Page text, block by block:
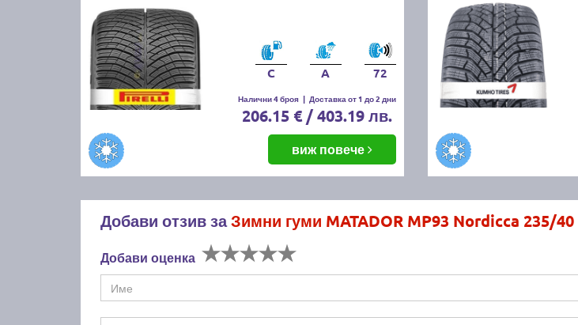
C A 72
Налични 4 броя | Доставка от 1 до 2 дни
206.15 € / 403.19 лв.
виж повече
Добави отзив заЗимни гуми MATADOR MP93 Nordicca 235/40
Добави оценка